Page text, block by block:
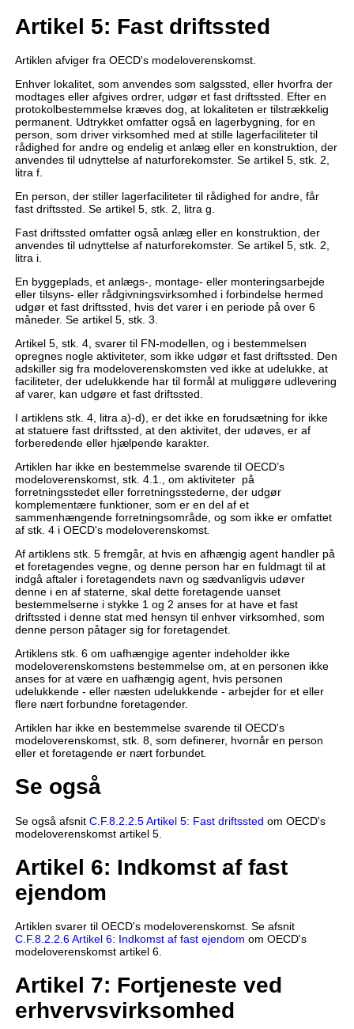
Artikel 5: Fast driftssted
Artiklen afviger fra OECD's modeloverenskomst.
Enhver lokalitet, som anvendes som salgssted, eller hvorfra der
modtages eller afgives ordrer, udgør et fast driftssted. Efter en
protokolbestemmelse kræves dog, at lokaliteten er tilstrækkelig
permanent. Udtrykket omfatter også en lagerbygning, for en
person, som driver virksomhed med at stille lagerfaciliteter til
rådighed for andre og endelig et anlæg eller en konstruktion, der
anvendes til udnyttelse af naturforekomster. Se artikel 5, stk. 2,
litra f.
En person, der stiller lagerfaciliteter til rådighed for andre, får
fast driftssted. Se artikel 5, stk. 2, litra g.
Fast driftssted omfatter også anlæg eller en konstruktion, der
anvendes til udnyttelse af naturforekomster. Se artikel 5, stk. 2,
litra i.
En byggeplads, et anlægs-, montage- eller monteringsarbejde
eller tilsyns- eller rådgivningsvirksomhed i forbindelse hermed
udgør et fast driftssted, hvis det varer i en periode på over 6
måneder. Se artikel 5, stk. 3.
Artikel 5, stk. 4, svarer til FN-modellen, og i bestemmelsen
opregnes nogle aktiviteter, som ikke udgør et fast driftssted. Den
adskiller sig fra modeloverenskomsten ved ikke at udelukke, at
faciliteter, der udelukkende har til formål at muliggøre udlevering
af varer, kan udgøre et fast driftssted.
I artiklens stk. 4, litra a)-d), er det ikke en forudsætning for ikke
at statuere fast driftssted, at den aktivitet, der udøves, er af
forberedende eller hjælpende karakter.
Artiklen har ikke en bestemmelse svarende til OECD’s
modeloverenskomst, stk. 4.1., om aktiviteter på
forretningsstedet eller forretningsstederne, der udgør
komplementære funktioner, som er en del af et
sammenhængende forretningsområde, og som ikke er omfattet
af stk. 4 i OECD's modeloverenskomst.
Af artiklens stk. 5 fremgår, at hvis en afhængig agent handler på
et foretagendes vegne, og denne person har en fuldmagt til at
indgå aftaler i foretagendets navn og sædvanligvis udøver
denne i en af staterne, skal dette foretagende uanset
bestemmelserne i stykke 1 og 2 anses for at have et fast
driftssted i denne stat med hensyn til enhver virksomhed, som
denne person påtager sig for foretagendet.
Artiklens stk. 6 om uafhængige agenter indeholder ikke
modeloverenskomstens bestemmelse om, at en personen ikke
anses for at være en uafhængig agent, hvis personen
udelukkende - eller næsten udelukkende - arbejder for et eller
flere nært forbundne foretagender.
Artiklen har ikke en bestemmelse svarende til OECD's
modeloverenskomst, stk. 8, som definerer, hvornår en person
eller et foretagende er nært forbundet.
Se også
Se også afsnit C.F.8.2.2.5 Artikel 5: Fast driftssted om OECD's
modeloverenskomst artikel 5.
Artikel 6: Indkomst af fast
ejendom
Artiklen svarer til OECD's modeloverenskomst. Se afsnit
C.F.8.2.2.6 Artikel 6: Indkomst af fast ejendom om OECD's
modeloverenskomst artikel 6.
Artikel 7: Fortjeneste ved
erhvervsvirksomhed